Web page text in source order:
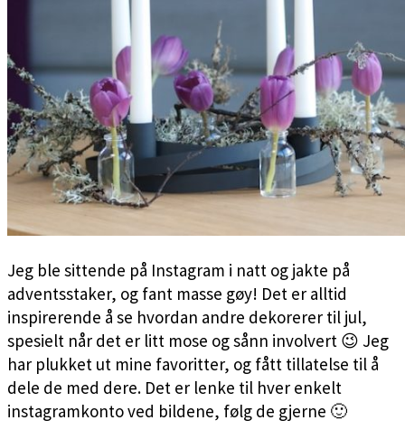
Jeg ble sittende på Instagram i natt og jakte på
adventsstaker, og fant masse gøy! Det er alltid
inspirerende å se hvordan andre dekorerer til jul,
spesielt når det er litt mose og sånn involvert 😉 Jeg
har plukket ut mine favoritter, og fått tillatelse til å
dele de med dere. Det er lenke til hver enkelt
instagramkonto ved bildene, følg de gjerne 🙂